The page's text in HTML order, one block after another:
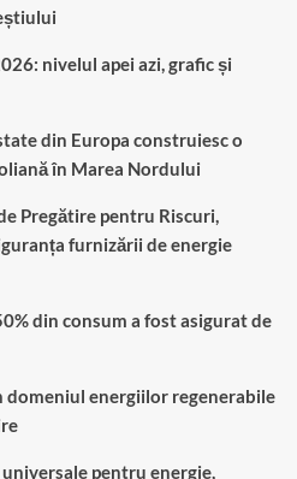
nivelul apei azi, grafic și
din Europa construiesc o
în Marea Nordului
Pregătire pentru Riscuri,
furnizării de energie
din consum a fost asigurat de
domeniul energiilor regenerabile
pentru energie,